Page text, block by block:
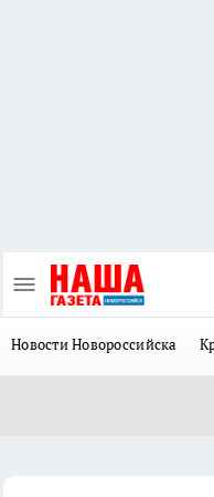
Новости Новороссийска